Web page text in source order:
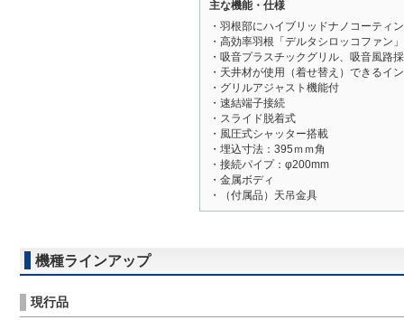
主な機能・仕様
・羽根部にハイブリッドナノコーティ
・高効率羽根「デルタシロッコファン
・吸音プラスチックグリル、吸音風路
・天井材が使用（着せ替え）できるイ
・グリルアジャスト機能付
・速結端子接続
・スライド脱着式
・風圧式シャッター搭載
・埋込寸法：395ｍｍ角
・接続パイプ：φ200mm
・金属ボディ
・（付属品）天吊金具
機種ラインアップ
現行品